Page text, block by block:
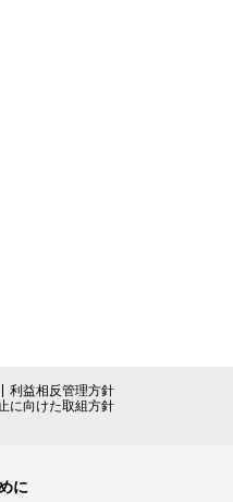
利益相反管理方針
に向けた取組方針
に